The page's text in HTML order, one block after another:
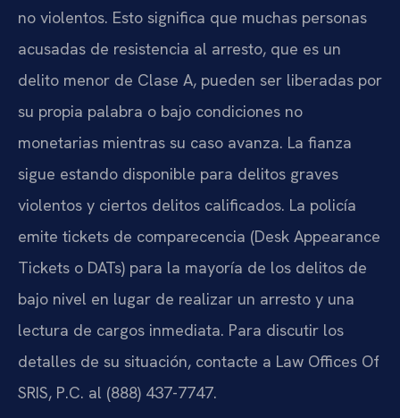
no violentos. Esto significa que muchas personas
acusadas de resistencia al arresto, que es un
delito menor de Clase A, pueden ser liberadas por
su propia palabra o bajo condiciones no
monetarias mientras su caso avanza. La fianza
sigue estando disponible para delitos graves
violentos y ciertos delitos calificados. La policía
emite tickets de comparecencia (Desk Appearance
Tickets o DATs) para la mayoría de los delitos de
bajo nivel en lugar de realizar un arresto y una
lectura de cargos inmediata. Para discutir los
detalles de su situación, contacte a Law Offices Of
SRIS, P.C. al (888) 437-7747.